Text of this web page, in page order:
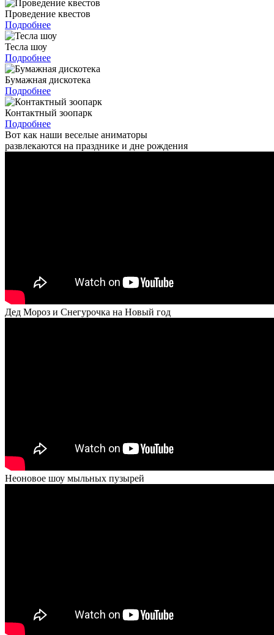
Проведение квестов
Подробнее
Тесла шоу
Подробнее
Бумажная дискотека
Подробнее
Контактный зоопарк
Подробнее
Вот как наши веселые аниматоры
развлекаются на празднике и дне рождения
Дед Мороз и Снегурочка на Новый год
Неоновое шоу мыльных пузырей